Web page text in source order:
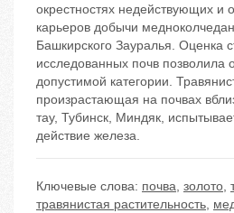
окрестностях недействующих и
карьеров добычи
Башкирского Зауралья. Оценка
исследованных почв позволила
допустимой категории.
произрастающая на почвах
тау, Тубинск, Миндяк,
действие железа.
Ключевые слова: почва, золото,
травянистая растительность,